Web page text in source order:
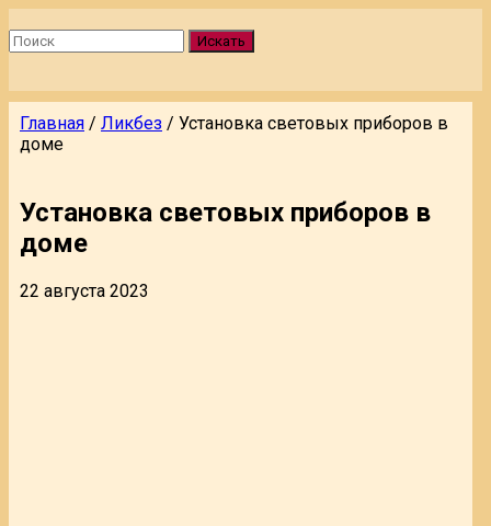
Искать
Главная / Ликбез / Установка световых приборов в
доме
Установка световых приборов в
доме
22 августа 2023